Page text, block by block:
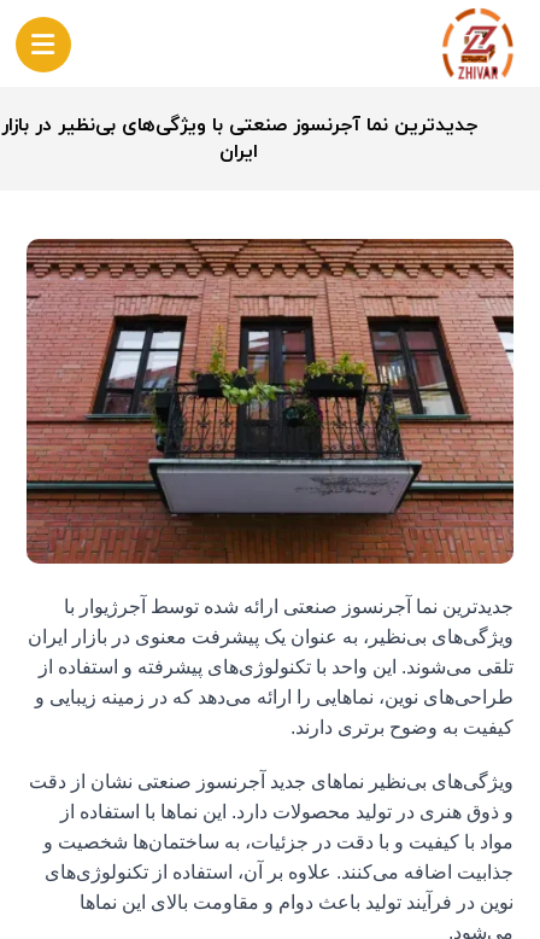
جدیدترین نما آجرنسوز صنعتی با ویژگی‌های بی‌نظیر در بازار
ایران
جدیدترین نما آجرنسوز صنعتی ارائه شده توسط آجرژیوار با
ویژگی‌های بی‌نظیر، به عنوان یک پیشرفت معنوی در بازار ایران
تلقی می‌شوند. این واحد با تکنولوژی‌های پیشرفته و استفاده از
طراحی‌های نوین، نماهایی را ارائه می‌دهد که در زمینه زیبایی و
کیفیت به وضوح برتری دارند.
ویژگی‌های بی‌نظیر نماهای جدید آجرنسوز صنعتی نشان از دقت
و ذوق هنری در تولید محصولات دارد. این نماها با استفاده از
مواد با کیفیت و با دقت در جزئیات، به ساختمان‌ها شخصیت و
جذابیت اضافه می‌کنند. علاوه بر آن، استفاده از تکنولوژی‌های
نوین در فرآیند تولید باعث دوام و مقاومت بالای این نماها
می‌شود.